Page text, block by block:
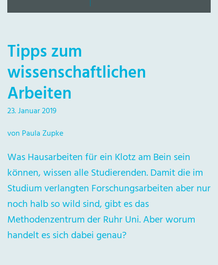
Tipps zum
wissenschaftlichen
Arbeiten
23. Januar 2019
von Paula Zupke
Was Hausarbeiten für ein Klotz am Bein sein
können, wissen alle Studierenden. Damit die im
Studium verlangten Forschungsarbeiten aber nur
noch halb so wild sind, gibt es das
Methodenzentrum der Ruhr Uni. Aber worum
handelt es sich dabei genau?